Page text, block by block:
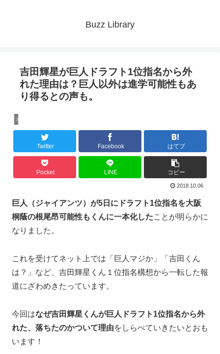
Buzz Library
吉田輝星が巨人ドラフト1位指名から外
れた理由は？巨人以外は進学可能性もあ
り得るとの声も。
未分類
Twitter Facebook はてブ
Pocket LINE コピー
2018.10.06
巨人（ジャイアンツ）が5日にドラフト1位指名を大阪
桐蔭の根尾昂可能性もくんに一本化したことが明らかに
なりました。
これを受けてネット上では「巨人マジか」「吉田くん
は？」など、吉田輝星くん１位指名構想から一転した報
道にざわめきたっています。
今回はなぜ吉田輝星くんが巨人ドラフト1位指名から外
れた、落ちたのかついて理由をしらべていきたいとおも
います！